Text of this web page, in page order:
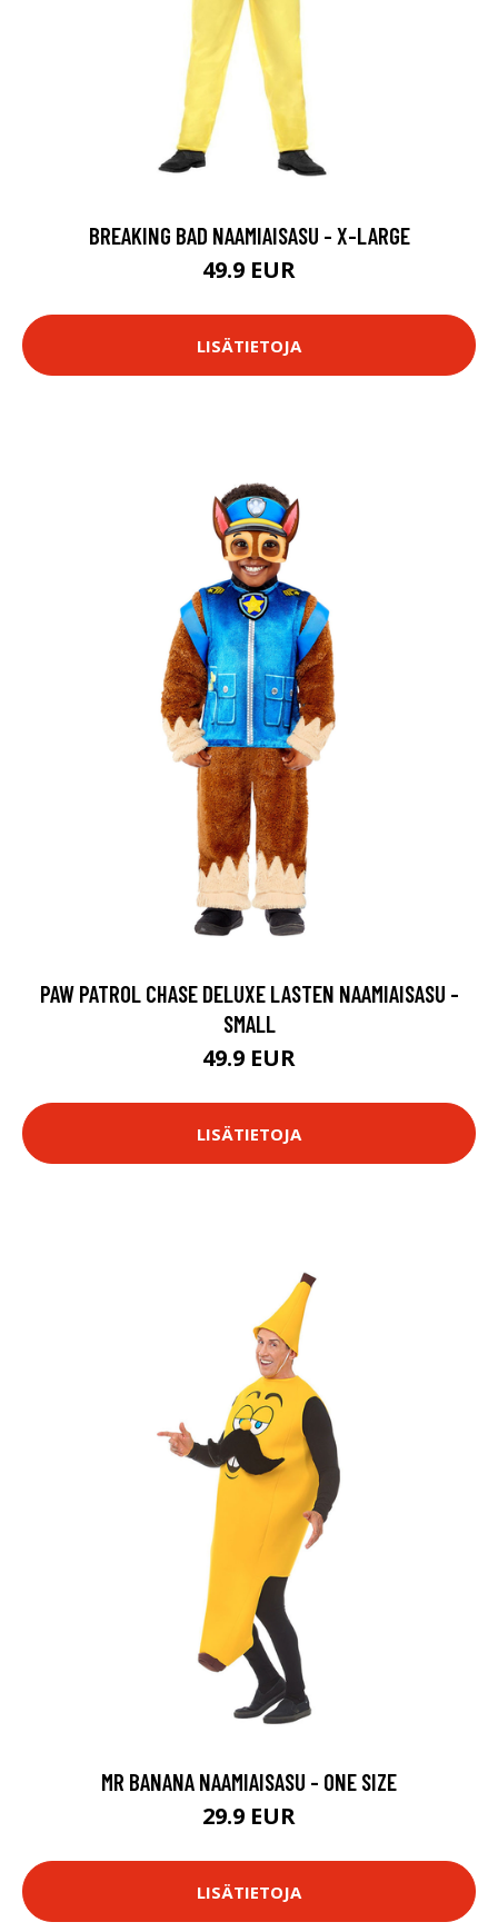
BREAKING BAD NAAMIAISASU - X-LARGE
49.9 EUR
LISÄTIETOJA
PAW PATROL CHASE DELUXE LASTEN NAAMIAISASU -
SMALL
49.9 EUR
LISÄTIETOJA
MR BANANA NAAMIAISASU - ONE SIZE
29.9 EUR
LISÄTIETOJA